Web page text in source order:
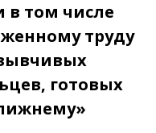
в том числе
труду
готовых